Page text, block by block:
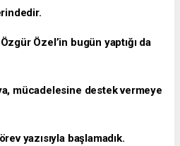
Özel’in bugün yaptığı da
mücadelesine destek vermeye
yazısıyla başlamadık.